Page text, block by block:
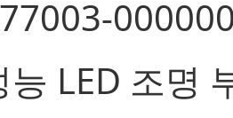
능 LED 조명